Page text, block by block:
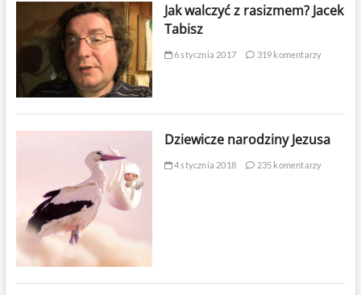
Jak walczyć z rasizmem? Jacek
Tabisz
6 stycznia 2017 319 komentarzy
Dziewicze narodziny Jezusa
4 stycznia 2018 235 komentarzy